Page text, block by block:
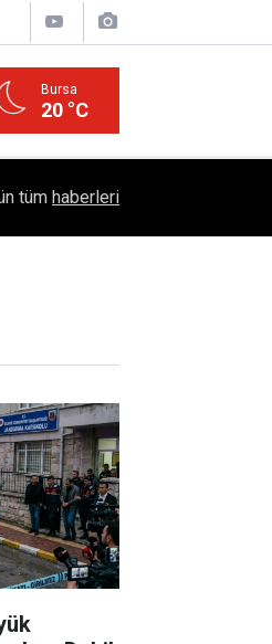
Bursa
20 °C
Yeni Trend: Düşük
tüm haberleri